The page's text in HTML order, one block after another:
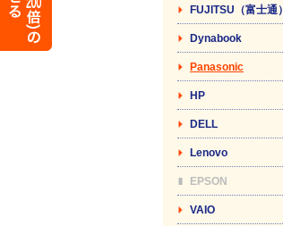
FUJITSU（富士通）
Dynabook
Panasonic
HP
DELL
Lenovo
EPSON
VAIO